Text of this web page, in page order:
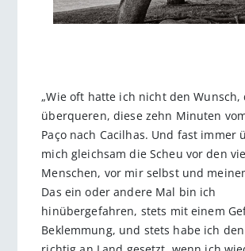
„Wie oft hatte ich nicht den Wunsch,
überqueren, diese zehn Minuten
Paço nach Cacilhas. Und fast immer
mich gleichsam die Scheu vor den
Menschen, vor mir selbst und
Das ein oder andere Mal bin ich
hinübergefahren, stets mit einem
Beklemmung, und stets habe ich